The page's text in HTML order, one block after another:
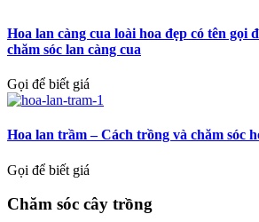
Hoa lan càng cua loài hoa đẹp có tên gọi
chăm sóc lan càng cua
Gọi để biết giá
Hoa lan trầm – Cách trồng và chăm sóc
Gọi để biết giá
Chăm sóc cây trồng